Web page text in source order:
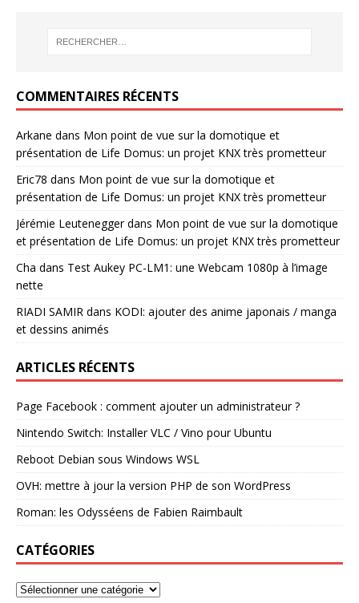
COMMENTAIRES RÉCENTS
Arkane dans Mon point de vue sur la domotique et
présentation de Life Domus: un projet KNX très prometteur
Eric78 dans Mon point de vue sur la domotique et
présentation de Life Domus: un projet KNX très prometteur
Jérémie Leuteneggerdans Mon point de vue sur la domotique
et présentation de Life Domus: un projet KNX très prometteur
Cha dans Test Aukey PC-LM1: une Webcam 1080p à l’image
nette
RIADI SAMIR dans KODI: ajouter des anime japonais / manga
et dessins animés
ARTICLES RÉCENTS
Page Facebook : comment ajouter un administrateur ?
Nintendo Switch: Installer VLC / Vino pour Ubuntu
Reboot Debian sous Windows WSL
OVH: mettre à jour la version PHP de son WordPress
Roman: les Odysséens de Fabien Raimbault
CATÉGORIES